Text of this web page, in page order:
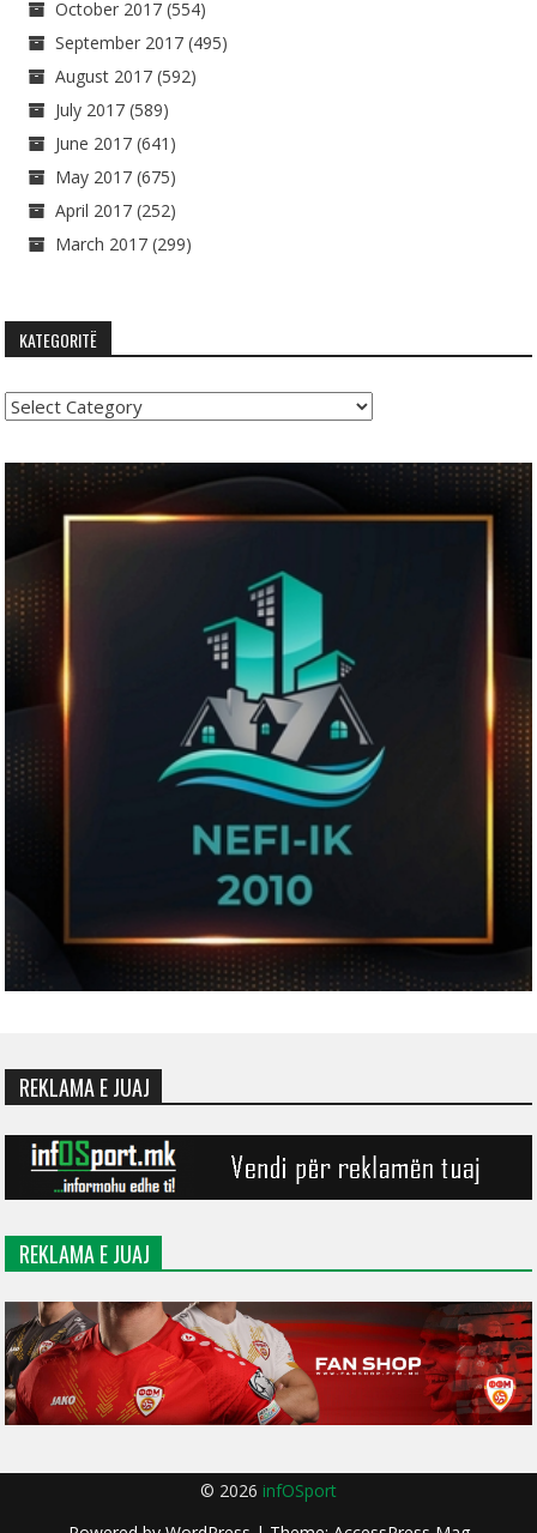
October 2017 (554)
September 2017 (495)
August 2017 (592)
July 2017 (589)
June 2017 (641)
May 2017 (675)
April 2017 (252)
March 2017 (299)
KATEGORITË
Kategoritë
REKLAMA E JUAJ
REKLAMA E JUAJ
© 2026 infOSport